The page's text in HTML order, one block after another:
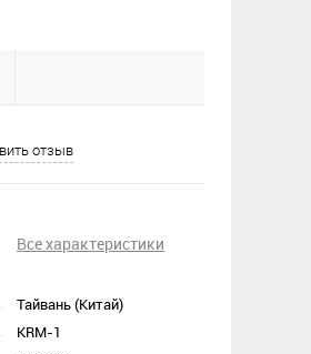
отзыв
Все характеристики
Тайвань (Китай)
KRM-1